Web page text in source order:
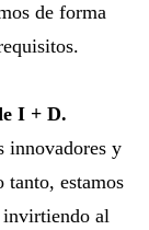
de forma
I + D.
innovadores y
tanto, estamos
invirtiendo al